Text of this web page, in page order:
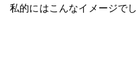
私的にはこんなイメージで